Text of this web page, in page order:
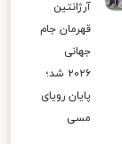
آرژانتین
قهرمان جام
جهانی
۲۰۲۶ شد؛
پایان رویای
مسی